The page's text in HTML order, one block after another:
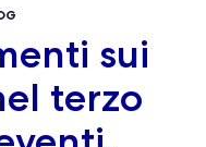
sui
terzo